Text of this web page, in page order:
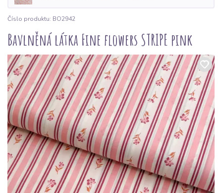
Číslo produktu: BO2942
Bavlněná látka Fine flowers STRIPE pink